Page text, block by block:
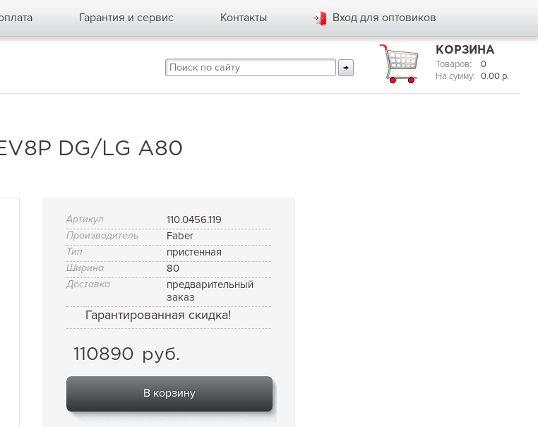
Гарантия и сервис Контакты Вход для оптовиков
КОРЗИНА
Товаров:
0
На сумму: 0.00 р.
DG/LG A80
Артикул 110.0456.119
Производитель Faber
Тип пристенная
Ширина 80
Доставка
предварительный
заказ
Гарантированная скидка!
110890 руб.
В корзину